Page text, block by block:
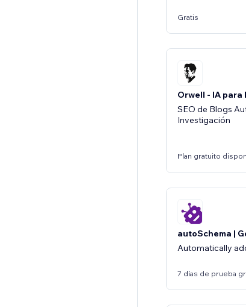
Gratis
Orwell - IA para
SEO de Blogs
Investigación
Plan gratuito
autoSchema |
Automatically
7 días de prueba